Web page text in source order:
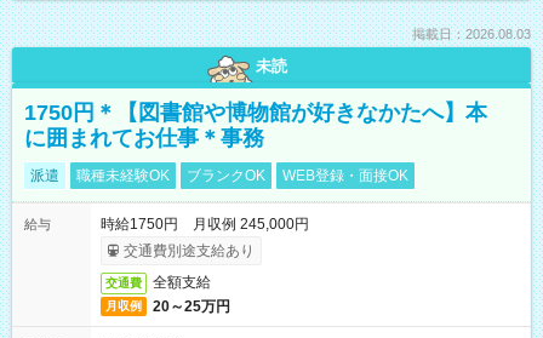
掲載日：2026.08.03
未読
1750円＊【図書館や博物館が好きなかたへ】本
に囲まれてお仕事＊事務
派遣 職種未経験OK ブランクOK WEB登録・面接OK
給与
時給1750円 月収例 245,000円
交通費別途支給あり
交通費 全額支給
月収例 20～25万円